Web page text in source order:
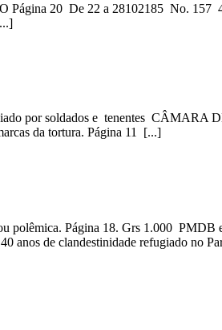
Página 20 De 22 a 28102185 No.
por soldados e tenentes
da tortura. Página 11 [...]
polêmica. Página 18. Grs 1.000 PMDB
anos de clandestinidade refugiado